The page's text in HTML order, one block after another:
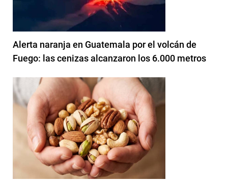
Alerta naranja en Guatemala por el volcán de
Fuego: las cenizas alcanzaron los 6.000 metros